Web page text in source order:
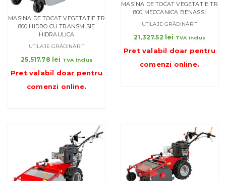
MASINA DE TOCAT VEGETATIE TR
800 HIDRO CU TRANSMISIE
HIDRAULICA
UTILAJE GRĂDINĂRIT
25,517.78 lei TVA inclus
Pret valabil doar pentru
comenzi online.
MASINA DE TOCAT VEGETATIE TR
800 MECCANICA BENASSI
UTILAJE GRĂDINĂRIT
21,327.52 lei TVA inclus
Pret valabil doar pentru
comenzi online.